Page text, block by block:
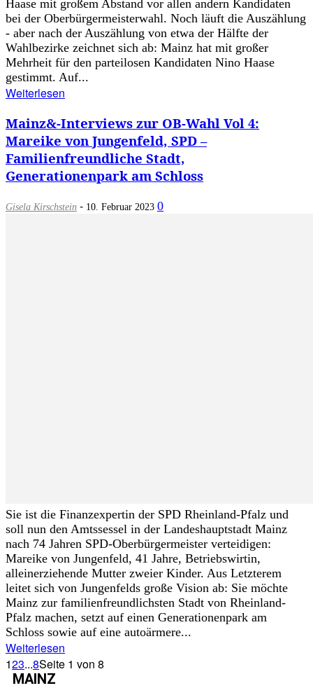
Haase mit großem Abstand vor allen andern Kandidaten
bei der Oberbürgermeisterwahl. Noch läuft die Auszählung
- aber nach der Auszählung von etwa der Hälfte der
Wahlbezirke zeichnet sich ab: Mainz hat mit großer
Mehrheit für den parteilosen Kandidaten Nino Haase
gestimmt. Auf...
Weiterlesen
Mainz&-Interviews zur OB-Wahl Vol 4:
Mareike von Jungenfeld, SPD –
Familienfreundliche Stadt,
Generationenpark am Schloss
Gisela Kirschstein - 10. Februar 2023 0
Sie ist die Finanzexpertin der SPD Rheinland-Pfalz und
soll nun den Amtssessel in der Landeshauptstadt Mainz
nach 74 Jahren SPD-Oberbürgermeister verteidigen:
Mareike von Jungenfeld, 41 Jahre, Betriebswirtin,
alleinerziehende Mutter zweier Kinder. Aus Letzterem
leitet sich von Jungenfelds große Vision ab: Sie möchte
Mainz zur familienfreundlichsten Stadt von Rheinland-
Pfalz machen, setzt auf einen Generationenpark am
Schloss sowie auf eine autoärmere...
Weiterlesen
123...8Seite 1 von 8
MAINZ